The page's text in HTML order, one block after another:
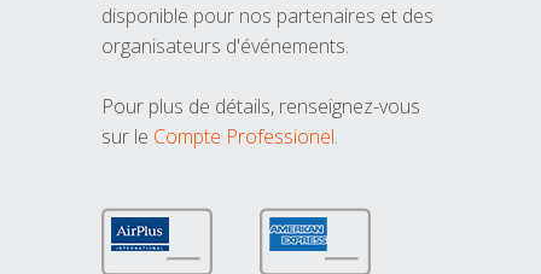
disponible pour nos partenaires et des
organisateurs d'événements.
Pour plus de détails, renseignez-vous
sur le Compte Professionel.